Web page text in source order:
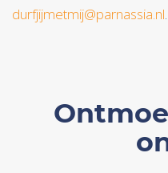
durfjijmetmij@parnassia.nl.